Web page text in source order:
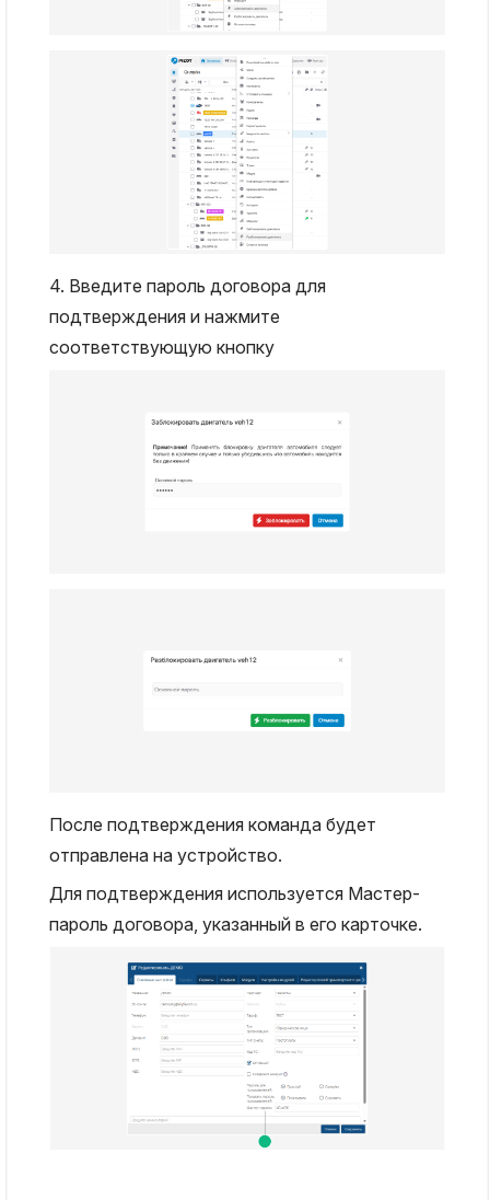
4. Введите пароль договора для
подтверждения и нажмите
соответствующую кнопку
После подтверждения команда будет
отправлена на устройство.
Для подтверждения используется Мастер-
пароль договора, указанный в его карточке.